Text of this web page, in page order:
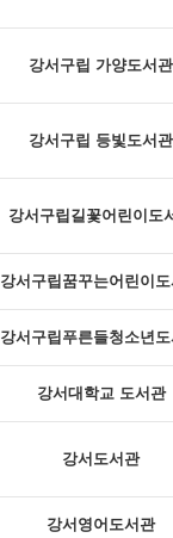
강서구립 가양도서관
강서구립 등빛도서관
강서구립길꽃어린이도
강서구립꿈꾸는어린이
강서구립푸른들청소년
강서대학교 도서관
강서도서관
강서영어도서관